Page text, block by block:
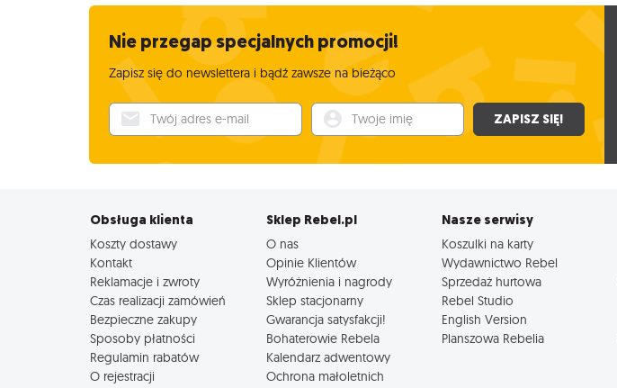
Nie przegap specjalnych promocji!
Zapisz się do newslettera i bądź zawsze na bieżąco
Twój adres e-mail Twoje imię ZAPISZ SIĘ!
Obsługa klienta
Koszty dostawy
Kontakt
Reklamacje i zwroty
Czas realizacji zamówień
Bezpieczne zakupy
Sposoby płatności
Regulamin rabatów
O rejestracji
Sklep Rebel.pl
O nas
Opinie Klientów
Wyróżnienia i nagrody
Sklep stacjonarny
Gwarancja satysfakcji!
Bohaterowie Rebela
Kalendarz adwentowy
Ochrona małoletnich
Nasze serwisy
Koszulki na karty
Wydawnictwo Rebel
Sprzedaż hurtowa
Rebel Studio
English Version
Planszowa Rebelia